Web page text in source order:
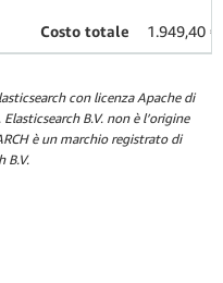
Costo totale 1.949,40 €
con licenza Apache di
B.V. non è l’origine
è un marchio registrato di
B.V.